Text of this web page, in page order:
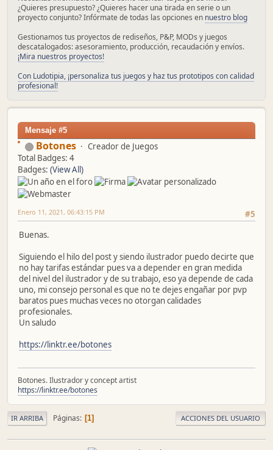
¿Quieres presupuesto? ¿Quieres hacer una tirada en serie o un
proyecto conjunto? Infórmate de todas las opciones en nuestro blog
Gestionamos tus proyectos de rediseños, P&P, MODs y juegos
descatalogados: asesoramiento, producción, recaudación y envíos.
¡Mira nuestros proyectos!
Con Ludotipia, ¡personaliza tus juegos y haz tus prototipos con calidad
profesional!
Mensaje #5
Botones
Creador de Juegos
Total Badges: 4
Badges: (View All)
#5
Enero 11, 2021, 06:43:15 PM
Buenas.
Siguiendo el hilo del post y siendo ilustrador puedo decirte que
no hay tarifas estándar pues va a depender en gran medida
del nivel del ilustrador y de su trabajo, eso ya depende de cada
uno, mi consejo personal es que no te dejes engañar por pvp
baratos pues muchas veces no otorgan calidades
profesionales.
Un saludo
https://linktr.ee/botones
Botones. Ilustrador y concept artist
https://linktr.ee/botones
IR ARRIBA Páginas 1 ACCIONES DEL USUARIO